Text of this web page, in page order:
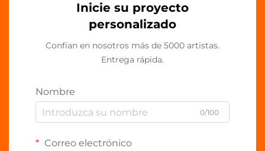
Inicie su proyecto
personalizado
Confían en nosotros más de 5000 artistas.
Entrega rápida.
Nombre
0/100
Correo electrónico